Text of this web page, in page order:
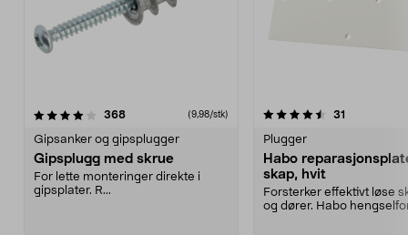
368anmeldelser(9,98/stk)
Gipsanker og gipsplugger
Gipsplugg med skrue
For lette monteringer direkte i
gipsplater. R...
4.5 av 5 stjerner 31
Plugger
Habo
skap, hvit
Forsterker effektivt løse
og dører. Habo
4.5 av 5 stjerner